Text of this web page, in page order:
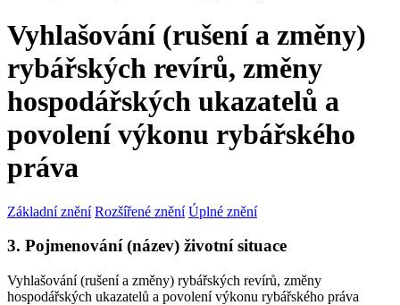
Vyhlašování (rušení a změny)
rybářských revírů, změny
hospodářských ukazatelů a
povolení výkonu rybářského
práva
Základní znění Rozšířené znění Úplné znění
3. Pojmenování (název) životní situace
Vyhlašování (rušení a změny) rybářských revírů, změny
hospodářských ukazatelů a povolení výkonu rybářského práva